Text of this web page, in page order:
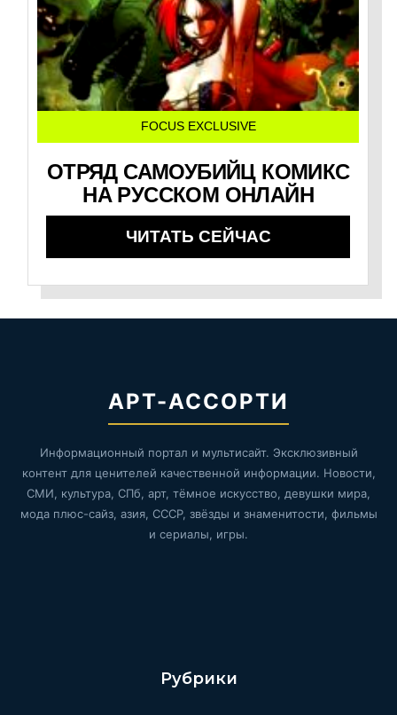
FOCUS EXCLUSIVE
ОТРЯД САМОУБИЙЦ КОМИКС
НА РУССКОМ ОНЛАЙН
ЧИТАТЬ СЕЙЧАС
АРТ-АССОРТИ
Информационный портал и мультисайт. Эксклюзивный
контент для ценителей качественной информации. Новости,
СМИ, культура, СПб, арт, тёмное искусство, девушки мира,
мода плюс-сайз, азия, СССР, звёзды и знаменитости, фильмы
и сериалы, игры.
Рубрики